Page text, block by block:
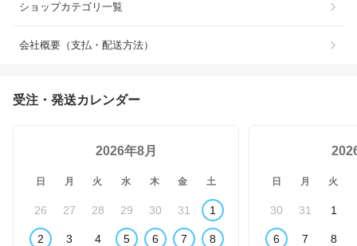
ショップカテゴリ一覧
会社概要（支払・配送方法）
受注・発送カレンダー
2026年8月
日 月 火 水 木 金 土
26 27 28 29 30 31 1
2 3 4 5 6 7 8
日 月 火
30 31 1
6 7 8